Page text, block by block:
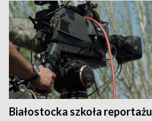
Białostocka szkoła reportażu